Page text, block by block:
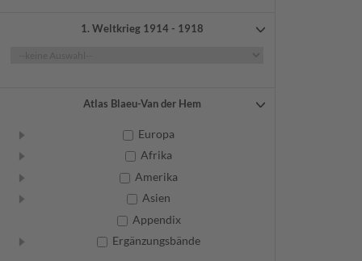
Geistliche
Weitere
1. Weltkrieg 1914 - 1918
Atlas Blaeu-Van der Hem
Europa
Afrika
Amerika
Asien
Appendix
Ergänzungsbände